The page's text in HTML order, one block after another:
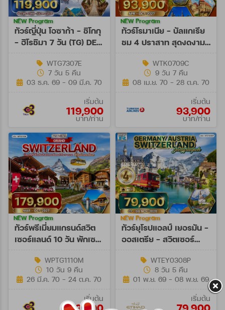
ทัวร์ญี่ปุ่น โอซาก้า - ชิโกกุ
- ฮิโรชิมา 7 วัน (TG) DEC
NEW Program
WTG7307E
7 วัน 5 คืน
03 ธ.ค. 69 - 09 มี.ค. 70
เริ่มต้น
119,900
บาท/ท่าน
ทัวร์โรมาเนีย - บัลแกเรีย
ชม 4 ปราสาท สุดงดงาม
NEW Program
WTK0709C
9 วัน 7 คืน
08 เม.ย. 70 - 28 ต.ค. 70
เริ่มต้น
93,900
บาท/ท่าน
ทัวร์พรีเมี่ยมแกรนด์สวิต
เซอร์แลนด์ 10 วัน พักเซ
NEW Program
WPTG1110M
10 วัน 9 คืน
26 มี.ค. 70 - 24 ต.ค. 70
เริ่มต้น
ทัวร์ยุโรปแอลป์ เยอรมัน -
ออสเตรีย - สวิตเซอร์
NOV 26
NEW Program
WTEY0308P
8 วัน 5 คืน
01 พ.ย. 69 - 08 พ.ย. 69
เริ่มต้น